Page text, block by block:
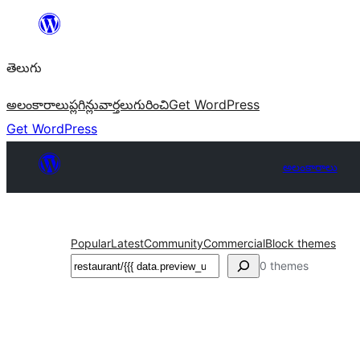
విషయానికి
తెలుగు
అలంకారాలుప్లగిన్లువార్తలుగురించిGet WordPress
Get WordPress
అలంకారాలు
PopularLatestCommunityCommercialBlock themes
వెతుకు 0 themes